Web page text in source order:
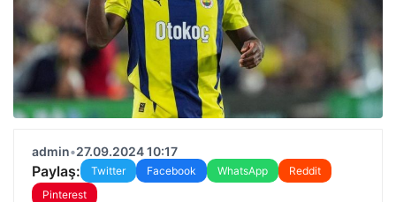
admin•27.09.2024 10:17
Paylaş: Twitter Facebook WhatsApp
Reddit
Pinterest